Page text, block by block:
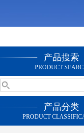
产品搜索
PRODUCT
产品分类
PRODUCT